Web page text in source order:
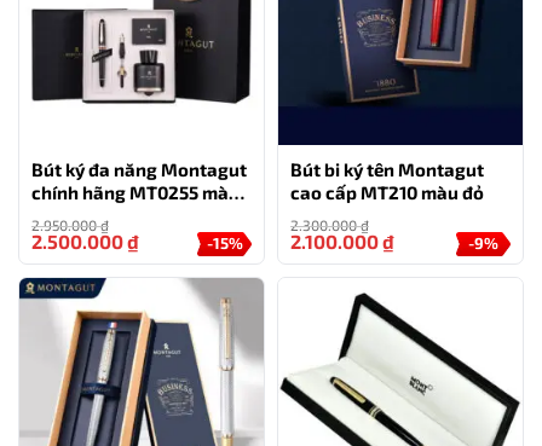
Bút ký đa năng Montagut
chính hãng MT0255 màu
đen
2.950.000₫
-15%
2.500.000₫
Bút bi ký tên Montagut
cao cấp MT210 màu đỏ
2.300.000₫
-9%
2.100.000₫